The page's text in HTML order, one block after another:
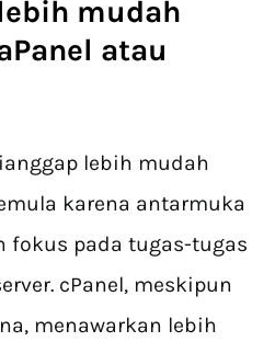
mudah
atau
lebih mudah
karena antarmuka
fokus pada tugas-tugas
cPanel, meskipun
menawarkan lebih